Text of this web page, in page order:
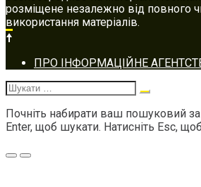
розміщене незалежно від повного
використання матеріалів.
Footer
navigation
ПРО ІНФОРМАЦІЙНЕ
Шукати:
Почніть набирати ваш пошуковий
Enter, щоб шукати. Натисніть Esc,
Меню